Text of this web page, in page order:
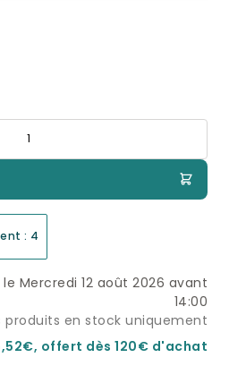
: 4
Mercredi 12 août 2026 avant
14:00
produits en stock uniquement
offert dès 120€ d'achat